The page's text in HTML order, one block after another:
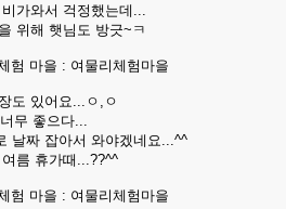
가와서 걱정했는데...
위해 햇님도 방긋~ㅋ
도 있어요...ㅇ,ㅇ
너무 좋으다...
날짜 잡아서 와야겠네요...^^
름 휴가때...??^^